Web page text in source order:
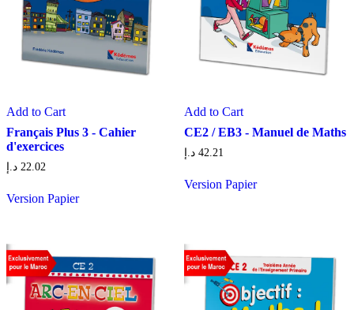
Add to Cart
Français Plus 3 - Cahier
d'exercices
22.02 د.إ
Version Papier
Add to Cart
CE2 / EB3 - Manuel de Maths
42.21 د.إ
Version Papier